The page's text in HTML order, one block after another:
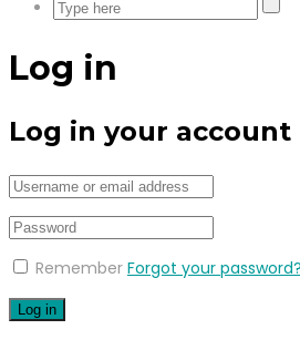
Log in
Log in your account
Remember Forgot your password?